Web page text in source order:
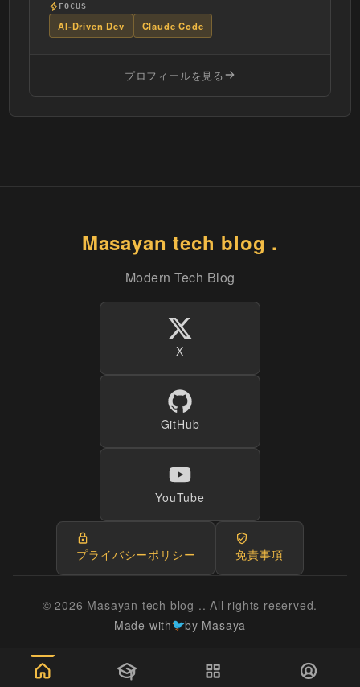
FOCUS
AI-Driven Dev Claude Code
プロフィールを見る
Masayan tech blog .
Modern Tech Blog
X
GitHub
YouTube
プライバシーポリシー 免責事項
© 2026 Masayan tech blog .. All rights reserved.
Made with
by Masaya